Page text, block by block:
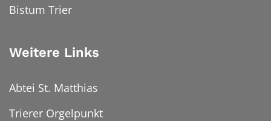
Bistum Trier
Weitere Links
Abtei St. Matthias
Trierer Orgelpunkt